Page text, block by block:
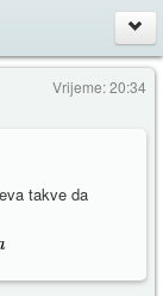
Vrijeme: 20:34
takve da